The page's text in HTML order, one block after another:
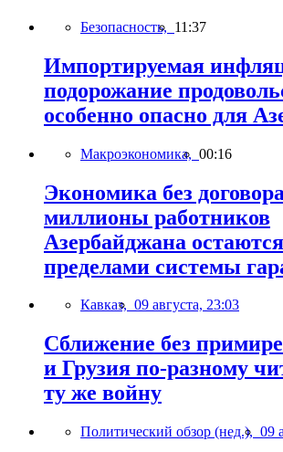
Безопасность, 11:37
Импортируемая
подорожание
особенно опасно для
Макроэкономика, 00:16
Экономика без
миллионы работников
Азербайджана
пределами системы
Кавказ, 09 августа, 23:03
Сближение без
и Грузия по-разному
ту же войну
Политический обзор (нед.), 09